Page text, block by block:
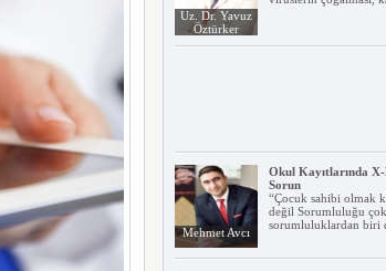
Uz. Dr. Yavuz
Öztürker
Mehmet Avcı
Okul Kayıtlarında
Sorun
“Çocuk sahibi olmak
değil Sorumluluğu
sorumluluklardan biri